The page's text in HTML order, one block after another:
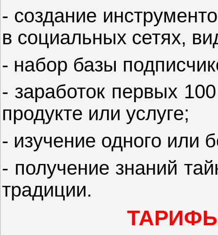
- создание
в социальных сетях,
- набор базы
- заработок первых
продукте или услуге;
- изучение одного или
- получение знаний
традиции.